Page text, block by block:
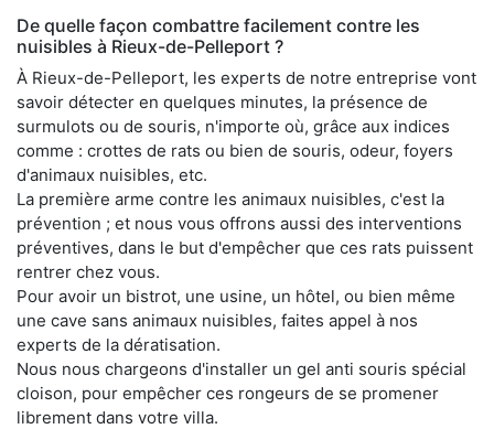
De quelle façon combattre facilement contre les
nuisibles à Rieux-de-Pelleport ?
À Rieux-de-Pelleport, les experts de notre entreprise vont
savoir détecter en quelques minutes, la présence de
surmulots ou de souris, n'importe où, grâce aux indices
comme : crottes de rats ou bien de souris, odeur, foyers
d'animaux nuisibles, etc.
La première arme contre les animaux nuisibles, c'est la
prévention ; et nous vous offrons aussi des interventions
préventives, dans le but d'empêcher que ces rats puissent
rentrer chez vous.
Pour avoir un bistrot, une usine, un hôtel, ou bien même
une cave sans animaux nuisibles, faites appel à nos
experts de la dératisation.
Nous nous chargeons d'installer un gel anti souris spécial
cloison, pour empêcher ces rongeurs de se promener
librement dans votre villa.